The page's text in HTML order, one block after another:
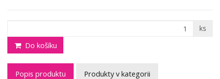
ks
Do košíku
Popis produktu Produkty v kategorii